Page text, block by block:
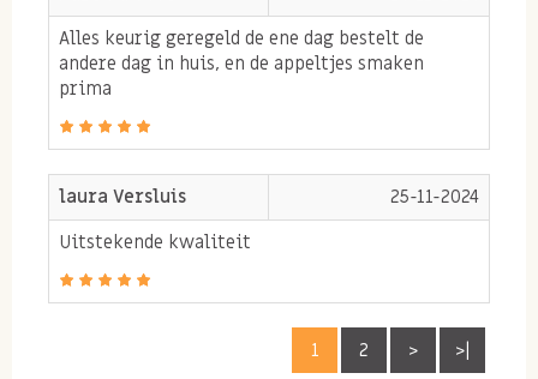
aangetast.
Tips voor gedroogde appeltjes
Eet de appeltjes zo als tussendoortje of
voeg ze toe bij de muesli, pap of
avondmaaltijd. Voeg bijvoorbeeld
stukjes gedroogde appeltjes toe aan een
rode kool stamppot!
tutti fruttimet gedroogde
appeltjes en natuurlijk gedroogde
zoete abrikozen !
Alles keurig geregeld de ene dag bestelt de
andere dag in huis, en de appeltjes smaken
prima
laura Versluis
25-11-2024
Uitstekende kwaliteit
1 2 > >|